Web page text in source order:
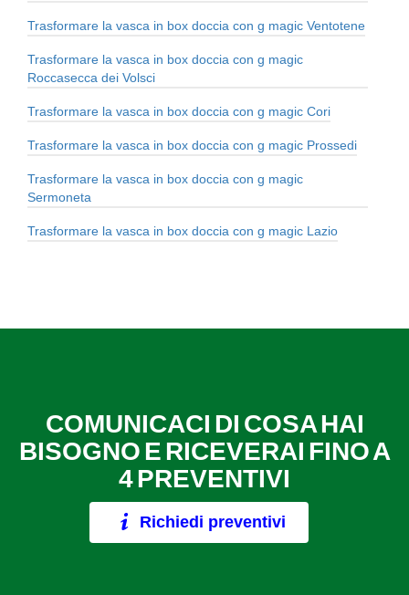
Trasformare la vasca in box doccia con g magic Ventotene
Trasformare la vasca in box doccia con g magic
Roccasecca dei Volsci
Trasformare la vasca in box doccia con g magic Cori
Trasformare la vasca in box doccia con g magic Prossedi
Trasformare la vasca in box doccia con g magic
Sermoneta
Trasformare la vasca in box doccia con g magic Lazio
COMUNICACI DI COSA HAI
BISOGNO E RICEVERAI FINO A
4 PREVENTIVI
Richiedi preventivi